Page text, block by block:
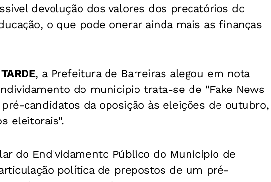
devolução dos valores dos precatórios do
o que pode onerar ainda mais as finanças
, a Prefeitura de Barreiras alegou em nota
do município trata-se de "Fake News
candidatos da oposição às eleições de outubro,
eleitorais".
do Endividamento Público do Município de
política de prepostos de um pré-